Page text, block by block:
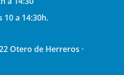
a 14:30h.
Otero de Herreros ·